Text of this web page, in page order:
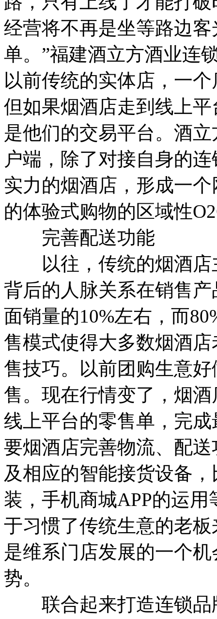
经营将不再是坐等路边
单。”福建酒立方酒业连
以前传统的实体店，一
但如果烟酒店走到线上
是他们的交易平台。酒
户端，除了对接自身的
实力的烟酒店，形成一
的体验式购物的区域性
完善配送功能
以往，传统的烟酒店
背后的人脉关系在销售
面销量的10%左右，而
售模式使得大多数烟酒
售技巧。以前团购生意
售。现在行情变了，烟
线上平台的零售单，完
要烟酒店完善物流、配
及相应的智能接货设备
装，手机商城APP的运
于习惯了传统生意的老
是维系门店发展的一个
势。
联合起来打造连锁